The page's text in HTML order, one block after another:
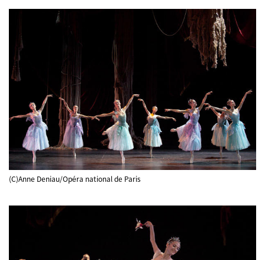
(C)Anne Deniau/Opéra national de Paris